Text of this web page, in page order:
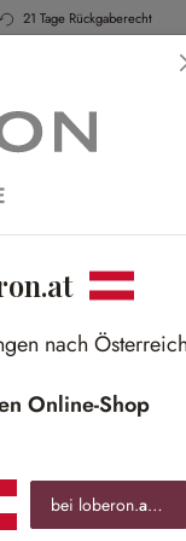
21 Tage Rückgaberecht
€
inkl.
nach Österreich
Online-Shop
bei loberon.at